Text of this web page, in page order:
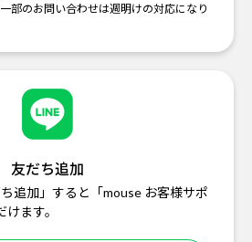
部のお問い合わせは週明けの対応になり
友だち追加
追加」すると「mouse お客様サポ
ます。